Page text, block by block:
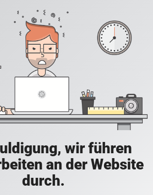
wir führen
an der Website
durch.